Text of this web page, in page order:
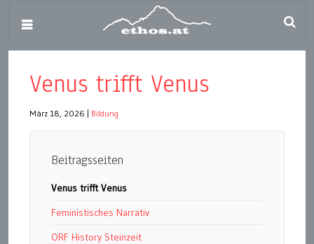
Venus trifft Venus
März 18, 2026 Bildung
Beitragsseiten
Venus trifft Venus
Feministisches Narrativ
ORF History Steinzeit